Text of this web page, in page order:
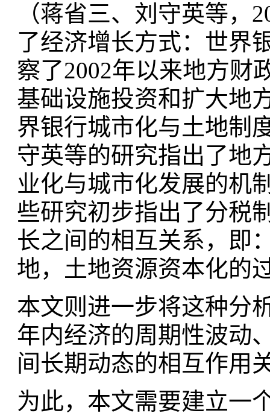
（蒋省三、刘守英等，
了经济增长方式：世界
察了2002年以来地方财
基础设施投资和扩大地
界银行城市化与土地制
守英等的研究指出了地
业化与城市化发展的机
些研究初步指出了分税
长之间的相互关系，即
地，土地资源资本化的
本文则进一步将这种分
年内经济的周期性波动
间长期动态的相互作用
为此，本文需要建立一